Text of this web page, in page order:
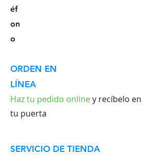
éf
on
o
ORDEN EN
LÍNEA
Haz tu pedido onliney recíbelo en
tu puerta
SERVICIO DE TIENDA